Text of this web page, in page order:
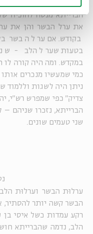
הברייתא מנסה להוכיח
את ערל הבשר והן את
בקודש. אם ערל הבשר
בטעות שערל הלב -
במקדש. ומה היה קורה לו
כמי שמעשיו מנכרים אותו
ניתן היה לשגות וללמוד
צדיק" כפי שמפרש רש"י,
הברייתא, נזכרו שניהם
שני טעמים שונים.
ערלוּת הבשר וערלוּת
הבשר קשה יותר להסתיר,
רקע עמדות כשל איסי בן
הלב, נדמה שהברייתא